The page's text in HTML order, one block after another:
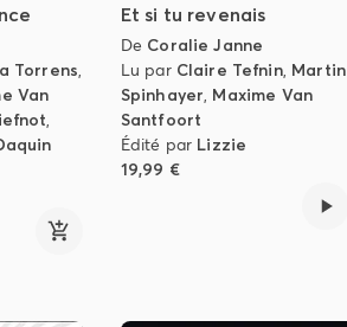
Torrens,
Van
,
Et si tu revenais
De Coralie Janne
Lu par Claire Tefnin, Martin
Spinhayer, Maxime Van
Santfoort
Édité par Lizzie
19,99 €